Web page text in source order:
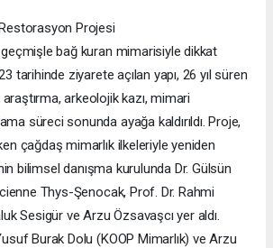
Projesi
bağ kuran mimarisiyle dikkat
tarihinde ziyarete açılan yapı, 26 yıl süren
arkeolojik kazı, mimari
süreci sonunda ayağa kaldırıldı. Proje,
çağdaş mimarlık ilkeleriyle yeniden
bilimsel danışma kurulunda Dr. Gülsün
Thys-Şenocak, Prof. Dr. Rahmi
Sesigür ve Arzu Özsavaşcı yer aldı.
Burak Dolu (KOOP Mimarlık) ve Arzu